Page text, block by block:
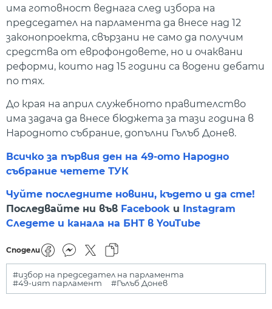
има готовност веднага след избора на
председател на парламента да внесе над 12
законопроекта, свързани не само да получим
средства от еврофондовете, но и очаквани
реформи, които над 15 години са водени дебати
по тях.
До края на април служебното правителство
има задача да внесе бюджета за тази година в
Народното събрание, допълни Гълъб Донев.
Всичко за първия ден на 49-ото Народно
събрание четете ТУК
Чуйте последните новини, където и да сте!
Последвайте ни във Facebook и Instagram
Следете и канала на БНТ в YouTube
Сподели
#избор на председател на парламента
#49-ият парламент
#Гълъб Донев